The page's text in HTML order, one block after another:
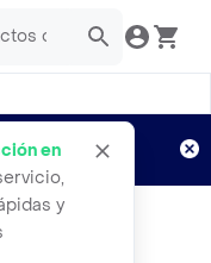
en
y
Aplican TyC